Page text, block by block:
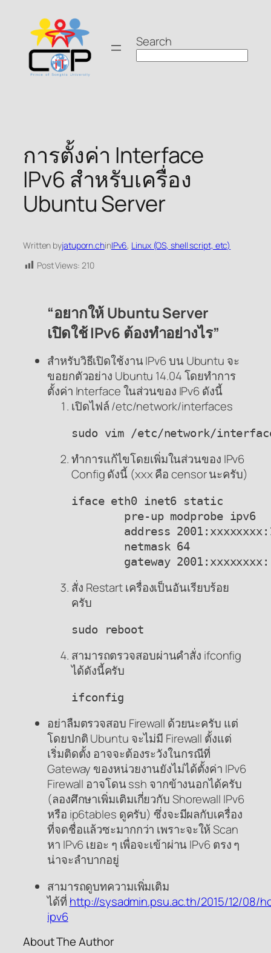
content
Search
การตั้งค่า Interface
IPv6 สำหรับเครื่อง
Ubuntu Server
Written byjatuporn.chinIPv6, Linux (OS, shell script, etc)
Post Views: 210
“อยากให้ Ubuntu Server
เปิดใช้ IPv6 ต้องทำอย่างไร”
สำหรับวิธีเปิดใช้งาน IPv6 บน Ubuntu จะ
ขอยกตัวอย่าง Ubuntu 14.04 โดยทำการ
ตั้งค่า Interface ในส่วนของ IPv6 ดังนี้
เปิดไฟล์ /etc/network/interfaces
sudo vim /etc/network/
ทำการแก้ไขโดยเพิ่มในส่วนของ IPv6
Config ดังนี้ (xxx คือ censor นะครับ)
iface eth0 inet6 static
        pre-up modprobe ipv6
address
        netmask 64
สั่ง Restart เครื่องเป็นอันเรียบร้อย
ครับ
sudo reboot
สามารถตรวจสอบผ่านคำสั่ง ifconfig
ได้ดังนี้ครับ
ifconfig
อย่าลืมตรวจสอบ Firewall ด้วยนะครับ แต่
โดยปกติ Ubuntu จะไม่มี Firewall ตั้งแต่
เริ่มติดตั้ง อาจจะต้องระวังในกรณีที่
Gateway ของหน่วยงานยังไม่ได้ตั้งค่า IPv6
Firewall อาจโดน ssh จากข้างนอกได้ครับ
(ลองศึกษาเพิ่มเติมเกี่ยวกับ Shorewall IPv6
หรือ ip6tables ดูครับ) ซึ่งจะมีผลกับเครื่อง
ที่จดชื่อแล้วซะมากกว่า เพราะจะให้ Scan
หา IPv6 เยอะ ๆ เพื่อจะเข้าผ่าน IPv6 ตรง ๆ
น่าจะลำบากอยู่
สามารถดูบทความเพิ่มเติม
ได้ที่ http://sysadmin.psu.ac.th/2015/12/08/
ipv6
About The Author